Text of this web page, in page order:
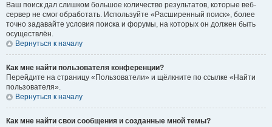
Ваш поиск дал слишком большое количество результатов, которые веб-
сервер не смог обработать. Используйте «Расширенный поиск», более
точно задавайте условия поиска и форумы, на которых он должен быть
осуществлён.
Вернуться к началу
Как мне найти пользователя конференции?
Перейдите на страницу «Пользователи» и щёлкните по ссылке «Найти
пользователя».
Вернуться к началу
Как мне найти свои сообщения и созданные мной темы?